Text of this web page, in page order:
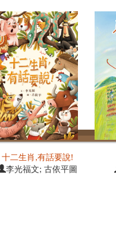
十二生肖,有話要說!
李光福文; 古依平圖